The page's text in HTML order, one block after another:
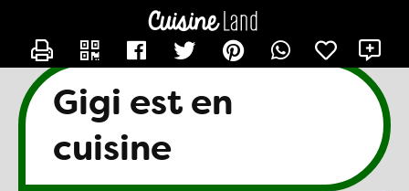
Gigi est en
cuisine
CONTACTER GIGI61